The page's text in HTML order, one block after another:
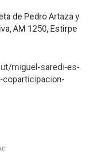
de Pedro Artaza y
AM 1250, Estirpe
miguel-saredi-es-